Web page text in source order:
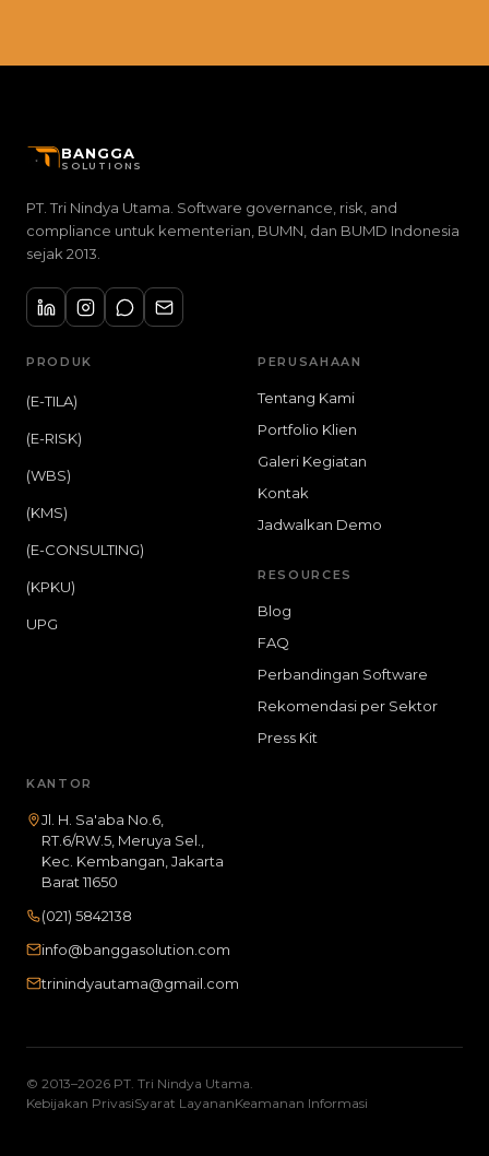
BANGGA
SOLUTIONS
PT. Tri Nindya Utama. Software governance, risk, and
compliance untuk kementerian, BUMN, dan BUMD Indonesia
sejak 2013.
PRODUK
(E-TILA)
(E-RISK)
(WBS)
(KMS)
(E-CONSULTING)
(KPKU)
UPG
PERUSAHAAN
Tentang Kami
Portfolio Klien
Galeri Kegiatan
Kontak
Jadwalkan Demo
RESOURCES
Blog
FAQ
Perbandingan Software
Rekomendasi per Sektor
Press Kit
KANTOR
Jl. H. Sa'aba No.6,
RT.6/RW.5, Meruya Sel.,
Kec. Kembangan, Jakarta
Barat 11650
(021) 5842138
info@banggasolution.com
trinindyautama@gmail.com
© 2013–2026 PT. Tri Nindya Utama.
Kebijakan PrivasiSyarat LayananKeamanan Informasi